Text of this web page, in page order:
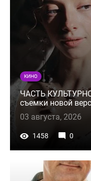
КИНО
ЧАСТЬ
съемки новой
03 августа, 2026
1458 0